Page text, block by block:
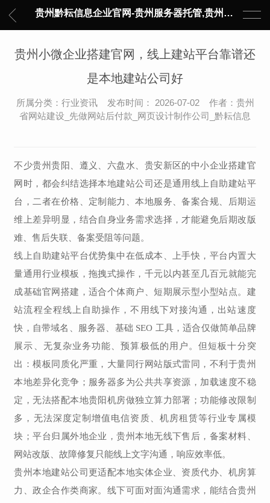
贵州黔耘信息企业官网-贵州服务器托管,贵州主机托管,云服务器托管,数据中心托管,网络设备托管,服务器租用,托管服务提供商,服务器管理-黔耘信息 贵州数据中心机柜租用-专业贵州IDC托管服务器维修
贵州小微企业搭建官网，线上建站平台靠谱还
是本地建站公司好
所属分类：行业资讯 发布时间： 2026-07-02 作者：贵州
省网站建设_先做网站后付款_网页设计制作公司_黔耘信息
不少贵州贵阳、遵义、六盘水、贵安新区的中小企业搭建官
网时，都会纠结选择本地建站公司还是通用线上自助建站平
台，二者在价格、定制能力、本地服务、备案合规、后期运
维上差异明显，结合自身业务需求选择，才能避免后期改版
难、售后失联、备案受阻等问题。
线上自助建站平台优势集中在低成本、上手快，平台内置大
量通用行业模板，拖拽式操作，千元以内甚至几百元就能完
成基础官网搭建，适合个体商户、短期展示型小型站点。建
站流程全程线上自助操作，不用线下对接沟通，出站速度
快，自带域名、服务器、基础 SEO 工具，适合仅做简单品牌
展示、无复杂业务功能、预算极低的用户。但短板十分突
出：模板同质化严重，大量同行网站版式雷同，不利于贵州
本地差异化竞争；服务器多为公共共享资源，加载速度不稳
定，无法搭配本地贵阳机房做独立算力部署；功能修改限制
多，无法深度定制增值电信资质、机房租赁等行业专属模
块；平台归属外地企业，贵州本地无线下售后，备案材料、
网站改版、故障修复只能线上文字沟通，响应效率低。
贵州本地建站公司更适配本地实体企业、资质代办、机房算
力、政企合作类商家。线下可面对面沟通需求，能结合贵州